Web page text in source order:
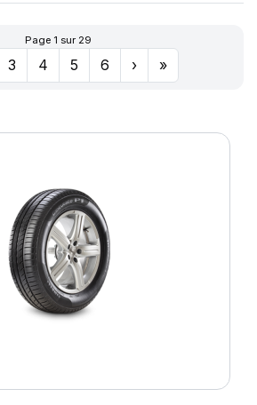
Page 1 sur 29
3 4 5 6 › »